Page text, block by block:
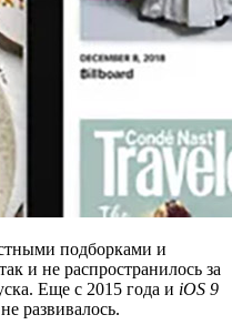
подборками и
так и не распространилось за
Еще с 2015 года и iOS 9
развивалось.